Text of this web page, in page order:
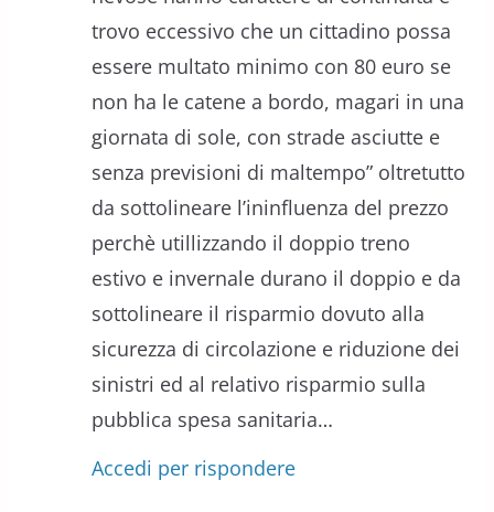
trovo eccessivo che un cittadino possa
essere multato minimo con 80 euro se
non ha le catene a bordo, magari in una
giornata di sole, con strade asciutte e
senza previsioni di maltempo” oltretutto
da sottolineare l’ininfluenza del prezzo
perchè utillizzando il doppio treno
estivo e invernale durano il doppio e da
sottolineare il risparmio dovuto alla
sicurezza di circolazione e riduzione dei
sinistri ed al relativo risparmio sulla
pubblica spesa sanitaria…
Accedi per rispondere